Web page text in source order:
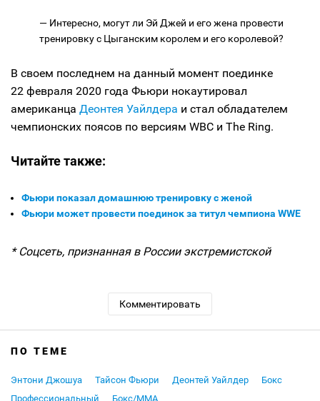
— Интересно, могут ли Эй Джей и его жена провести
тренировку с Цыганским королем и его королевой?
В своем последнем на данный момент поединке
22 февраля 2020 года Фьюри нокаутировал
американца Деонтея Уайлдера и стал обладателем
чемпионских поясов по версиям WBC и The Ring.
Читайте также:
Фьюри показал домашнюю тренировку с женой
Фьюри может провести поединок за титул чемпиона WWE
* Соцсеть, признанная в России экстремистской
Комментировать
ПО ТЕМЕ
Энтони Джошуа Тайсон Фьюри Деонтей Уайлдер
Бокс
Профессиональный
Бокс/MMA